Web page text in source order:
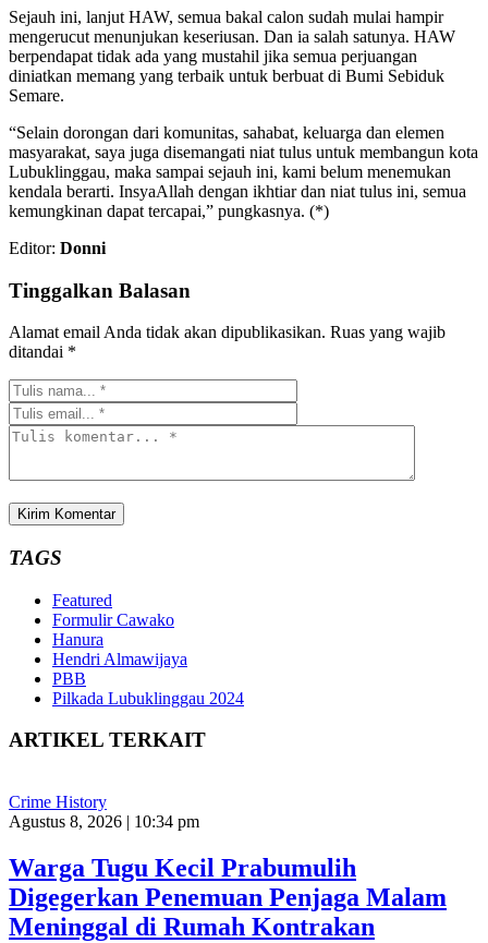
Sejauh ini, lanjut HAW, semua bakal calon sudah mulai hampir
mengerucut menunjukan keseriusan. Dan ia salah satunya. HAW
berpendapat tidak ada yang mustahil jika semua perjuangan
diniatkan memang yang terbaik untuk berbuat di Bumi Sebiduk
Semare.
“Selain dorongan dari komunitas, sahabat, keluarga dan elemen
masyarakat, saya juga disemangati niat tulus untuk membangun kota
Lubuklinggau, maka sampai sejauh ini, kami belum menemukan
kendala berarti. InsyaAllah dengan ikhtiar dan niat tulus ini, semua
kemungkinan dapat tercapai,” pungkasnya. (*)
Editor: Donni
Tinggalkan Balasan
Alamat email Anda tidak akan dipublikasikan. Ruas yang wajib
ditandai *
TAGS
Featured
Formulir Cawako
Hanura
Hendri Almawijaya
PBB
Pilkada Lubuklinggau 2024
ARTIKEL TERKAIT
Crime History
Agustus 8, 2026 | 10:34 pm
Warga Tugu Kecil Prabumulih
Digegerkan Penemuan Penjaga Malam
Meninggal di Rumah Kontrakan